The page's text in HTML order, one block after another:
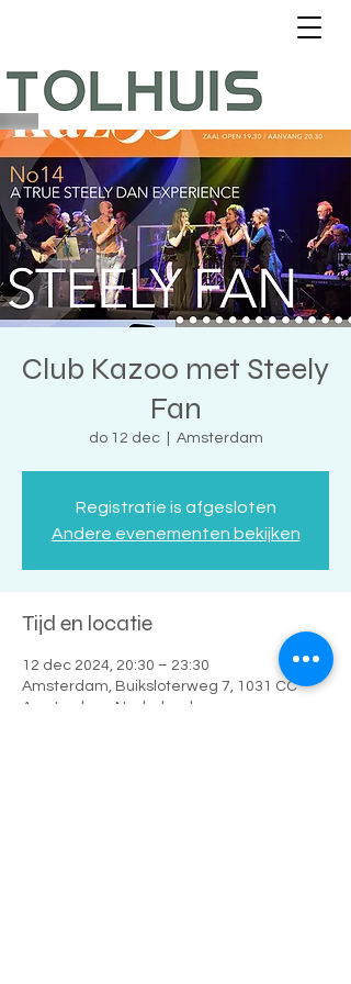
Club Kazoo met Steely
Fan
do 12 dec
  |
Amsterdam
Registratie is afgesloten
Andere evenementen bekijken
Tijd en locatie
12 dec 2024, 20:30 – 23:30
Amsterdam, Buiksloterweg 7, 1031 CC
Amsterdam, Nederland